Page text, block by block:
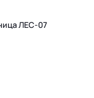
ЛЕС-07